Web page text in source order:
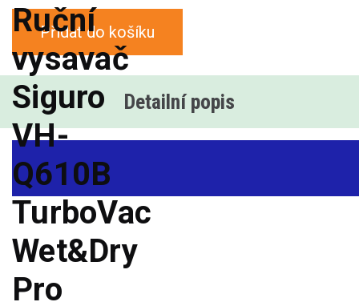
Přidat do košíku
Detailní popis
Ruční
vysavač
Siguro
VH-
Q610B
TurboVac
Wet&Dry
Pro